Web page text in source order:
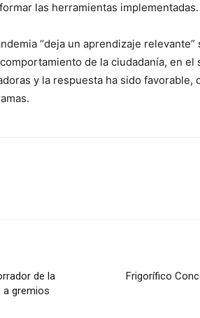
las herramientas implementadas.
“deja un aprendizaje
de la ciudadanía, en
y la respuesta ha sido favorable,
de la
a gremios
Frigorífico